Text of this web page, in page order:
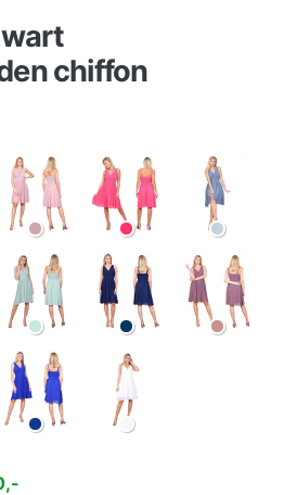
chiffon